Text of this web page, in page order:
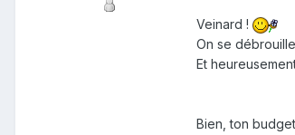
Veinard !
On se
Et
Bien, ton